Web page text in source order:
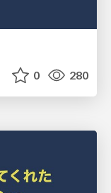
0 280